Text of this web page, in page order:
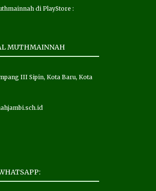
di PlayStore :
MUTHMAINNAH
III Sipin, Kota Baru, Kota